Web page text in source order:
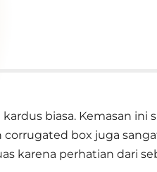
biasa. Kemasan ini
box juga
karena perhatian dari